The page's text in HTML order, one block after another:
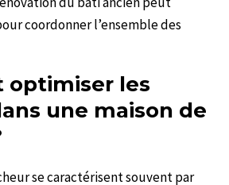
coordonner l’ensemble des
optimiser les
une maison de
se caractérisent souvent par